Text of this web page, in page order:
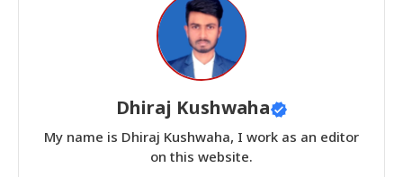
Dhiraj Kushwaha
My name is Dhiraj Kushwaha, I work as an editor
on this website.